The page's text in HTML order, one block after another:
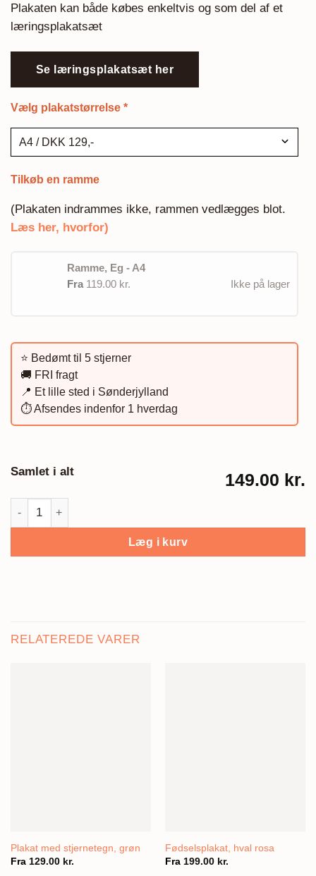
Plakaten kan både købes enkeltvis og som del af et
læringsplakatsæt
Se læringsplakatsæt her
Vælg plakatstørrelse *
Tilkøb en ramme
(Plakaten indrammes ikke, rammen vedlægges blot.
Læs her, hvorfor)
Ramme, Eg - A4
Fra 119.00 kr. Ikke på lager
⭐️ Bedømt til 5 stjerner
🚚 FRI fragt
📍 Et lille sted i Sønderjylland
⏱️ Afsendes indenfor 1 hverdag
Samlet i alt 149.00 kr.
Læringsplakat med tal, blomme antal
Læg i kurv
RELATEREDE VARER
Plakat med stjernetegn, grøn
Fra 129.00 kr.
Fødselsplakat, hval rosa
Fra 199.00 kr.